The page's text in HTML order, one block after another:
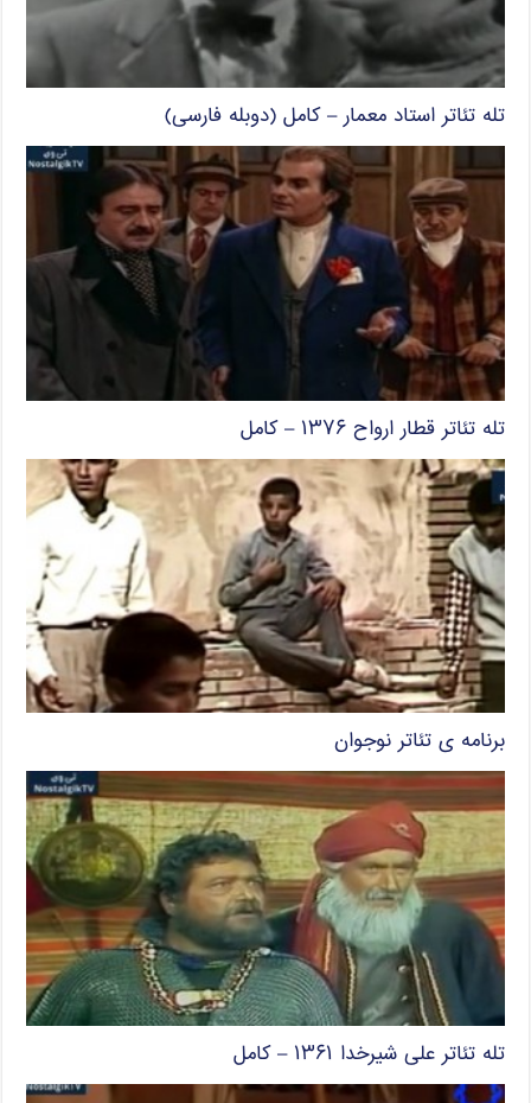
تله تئاتر استاد معمار – کامل (دوبله فارسی)
تله تئاتر قطار ارواح ۱۳۷۶ – کامل
برنامه ی تئاتر نوجوان
تله تئاتر علی شیرخدا ۱۳۶۱ – کامل